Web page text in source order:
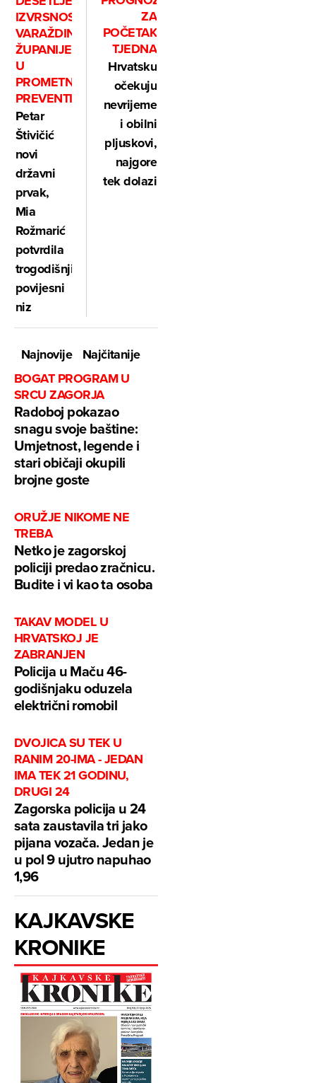
IZVRSNOSTI
VARAŽDINSKE
ŽUPANIJE
U
PROMETNOJ
PREVENTIVI:
Petar
Štivičić
novi
državni
prvak,
Mia
Rožmarić
potvrdila
trogodišnji
povijesni
niz
ZA
POČETAK
TJEDNA
Hrvatsku
očekuju
nevrijeme
i obilni
pljuskovi,
najgore
tek dolazi
Najnovije
Najčitanije
BOGAT PROGRAM U
SRCU ZAGORJA
Radoboj pokazao
snagu svoje baštine:
Umjetnost, legende i
stari običaji okupili
brojne goste
ORUŽJE NIKOME NE
TREBA
Netko je zagorskoj
policiji predao zračnicu.
Budite i vi kao ta osoba
TAKAV MODEL U
HRVATSKOJ JE
ZABRANJEN
Policija u Maču 46-
godišnjaku oduzela
električni romobil
DVOJICA SU TEK U
RANIM 20-IMA - JEDAN
IMA TEK 21 GODINU,
DRUGI 24
Zagorska policija u 24
sata zaustavila tri jako
pijana vozača. Jedan je
u pol 9 ujutro napuhao
1,96
KAJKAVSKE
KRONIKE